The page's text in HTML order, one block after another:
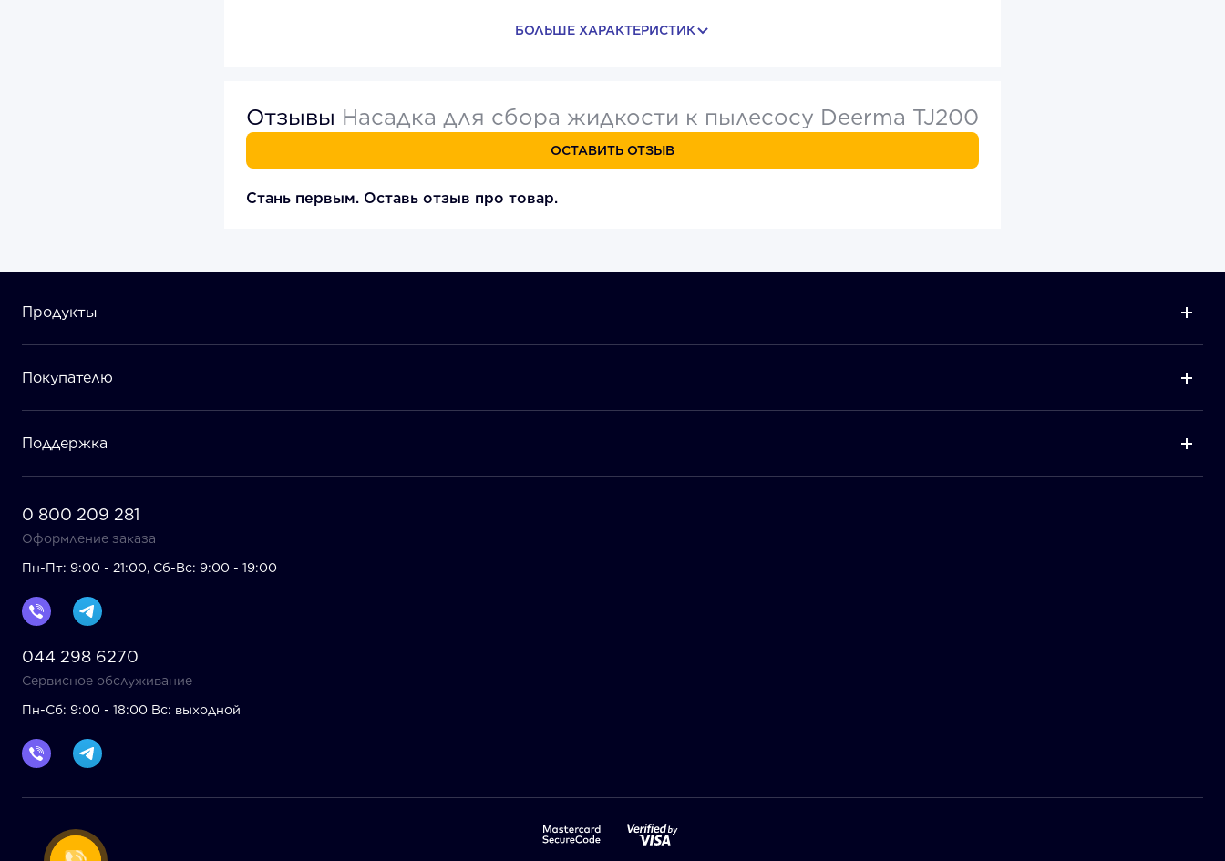
БОЛЬШЕ ХАРАКТЕРИСТИК
Отзывы Насадка для сбора жидкости к пылесосу Deerma TJ200
ОСТАВИТЬ ОТЗЫВ
Стань первым. Оставь отзыв про товар.
Продукты
Покупателю
Поддержка
0 800 209 281
Оформление заказа
Пн-Пт: 9:00 - 21:00, Сб-Вс: 9:00 - 19:00
044 298 6270
Сервисное обслуживание
Пн-Сб: 9:00 - 18:00 Вс: выходной